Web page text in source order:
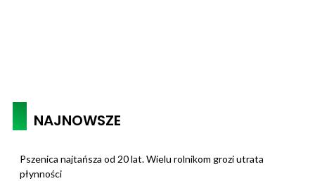
NAJNOWSZE
Pszenica najtańsza od 20 lat. Wielu rolnikom grozi utrata
płynności